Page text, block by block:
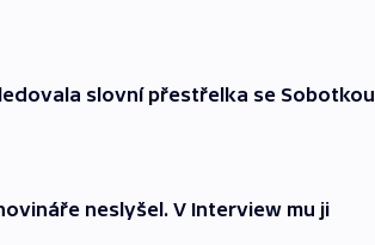
slovní přestřelka se Sobotkou
neslyšel. V Interview mu ji